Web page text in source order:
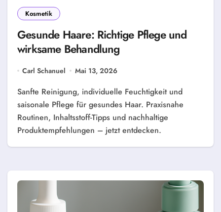
Kosmetik
Gesunde Haare: Richtige Pflege und
wirksame Behandlung
Carl Schanuel Mai 13, 2026
Sanfte Reinigung, individuelle Feuchtigkeit und
saisonale Pflege für gesundes Haar. Praxisnahe
Routinen, Inhaltsstoff-Tipps und nachhaltige
Produktempfehlungen – jetzt entdecken.